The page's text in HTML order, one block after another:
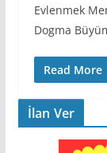
Evlenmek
Dogma
Read More
İlan Ver